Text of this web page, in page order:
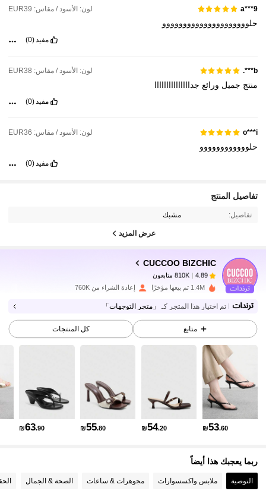
a***9 لون: الأسود / مقاس: EUR39
حلووووووووووووووووووووو
مفيد(0)
b***. لون: الأسود / مقاس: EUR38
منتج جميل ورائع جدااااااااااااااا
مفيد(0)
o***i لون: الأسود / مقاس: EUR36
حلوووووووووووو
مفيد(0)
تفاصيل المنتج
تفاصيل: مشبك
عرض المزيد
CUCCOO BIZCHIC
4.89
810K متابعون
h***5 تم دفعمنذ 1 يوم
4.89 810K متابعون
4.89 810K متابعون
4.89
4.89
1.4M تم بيعها مؤخرًا إعادة الشراء من 760K
تم اختيار هذا المتجر كـ 「متجر التوجهات」
متابع كل المنتجات
₪53.60
₪54.20
₪55.80
₪63.90
ربما يعجبك هذا أيضاً
التوصية ملابس واكسسوارات مجوهرات & ساعات الصحة & الجمال